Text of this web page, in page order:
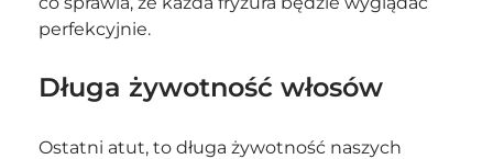
perfekcyjnie.
Długa żywotność włosów
Ostatni atut, to długa żywotność naszych